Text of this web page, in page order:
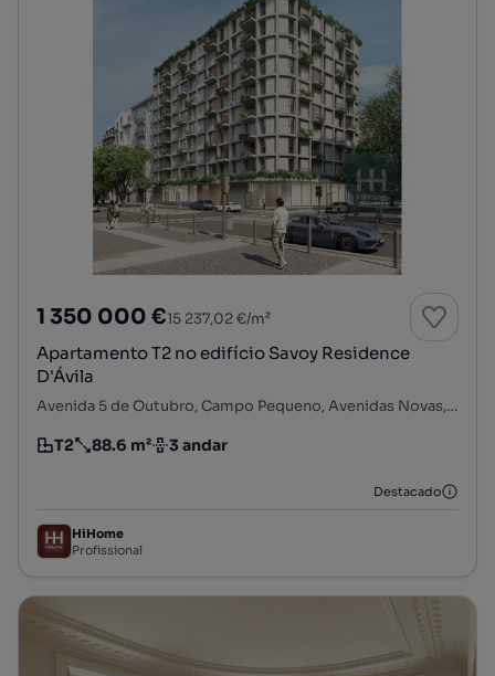
1 350 000 €15 237,02 €/m²
Apartamento T2 no edifício Savoy Residence
D'Ávila
Avenida 5 de Outubro, Campo Pequeno, Avenidas Novas, Lisboa, Lisboa
Tipologia
T2
Preço por metro quadrado
88.6 m²
Andar 3 andar
Destacado
HiHome
Profissional